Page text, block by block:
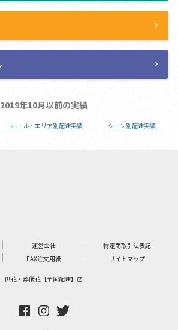
chevron_right
chevron_right
2019年10月以前の実績
ホール・エリア別配達実績 シーン別配達実績
運営会社
特定商取引法表記
FAX注文用紙 サイトマップ
供花・葬儀花【全国配達】 launch